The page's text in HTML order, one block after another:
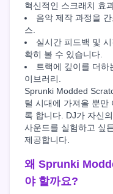
혁신적인 스크래치 효
음악 제작 과정을
스.
실시간 피드백 및
확히 볼 수 있습니다.
트랙에 깊이를 더하
이브러리.
Sprunki Modded
털 시대에 가져올 뿐만
록 합니다. DJ가 자신
사운드를 실험하고 싶
제공합니다.
왜 Sprunki
야 할까요?